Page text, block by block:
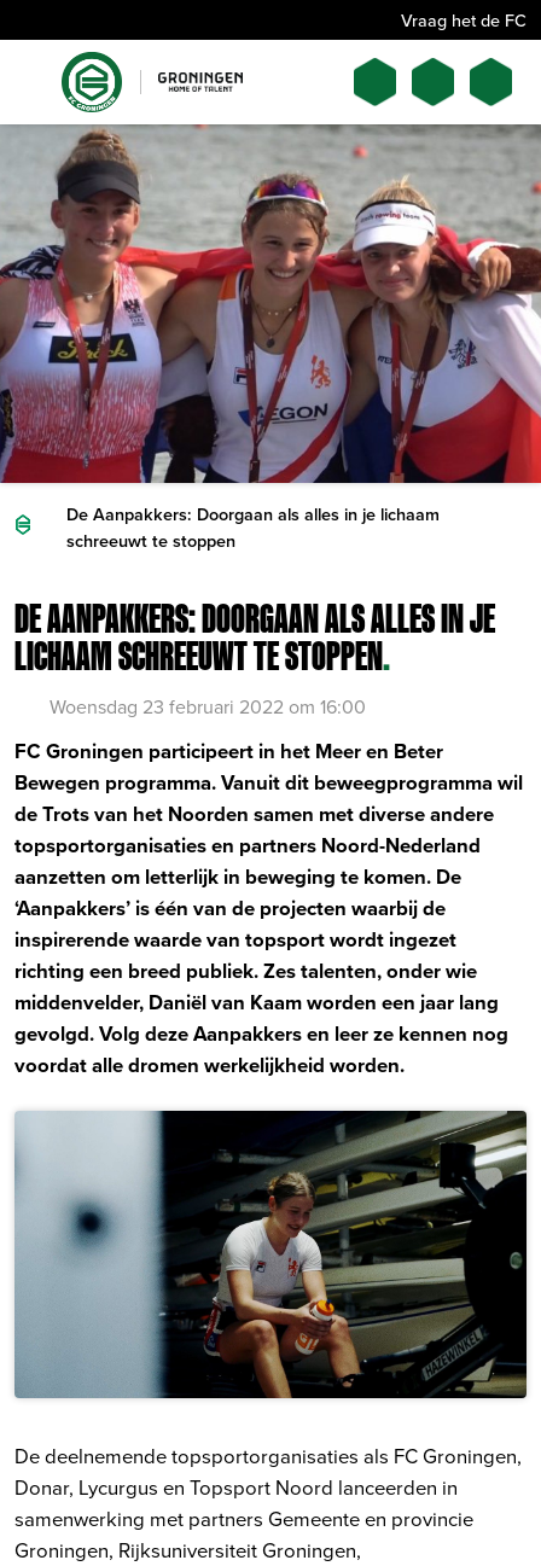
Vraag het de FC
De Aanpakkers: Doorgaan als alles in je lichaam
schreeuwt te stoppen
DE AANPAKKERS: DOORGAAN ALS ALLES IN JE
LICHAAM SCHREEUWT TE STOPPEN.
Woensdag 23 februari 2022 om 16:00
FC Groningen participeert in het Meer en Beter
Bewegen programma. Vanuit dit beweegprogramma wil
de Trots van het Noorden samen met diverse andere
topsportorganisaties en partners Noord-Nederland
aanzetten om letterlijk in beweging te komen. De
‘Aanpakkers’ is één van de projecten waarbij de
inspirerende waarde van topsport wordt ingezet
richting een breed publiek. Zes talenten, onder wie
middenvelder, Daniël van Kaam worden een jaar lang
gevolgd. Volg deze Aanpakkers en leer ze kennen nog
voordat alle dromen werkelijkheid worden.
De deelnemende topsportorganisaties als FC Groningen,
Donar, Lycurgus en Topsport Noord lanceerden in
samenwerking met partners Gemeente en provincie
Groningen, Rijksuniversiteit Groningen,